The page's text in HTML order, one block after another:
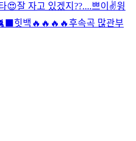
😍잘 자고 있겠지??....쁘이✌️윙
힛백🔥🔥🔥🔥후속곡 많관부